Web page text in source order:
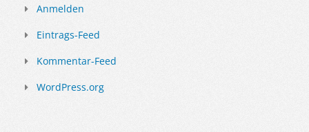
Anmelden
Eintrags-Feed
Kommentar-Feed
WordPress.org